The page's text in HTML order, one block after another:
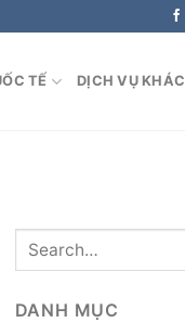
TẾ DỊCH VỤ KHÁC
DANH MỤC